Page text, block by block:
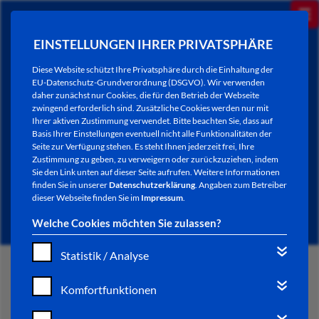
EINSTELLUNGEN IHRER PRIVATSPHÄRE
Diese Website schützt Ihre Privatsphäre durch die Einhaltung der
EU-Datenschutz-Grundverordnung (DSGVO). Wir verwenden
daher zunächst nur Cookies, die für den Betrieb der Webseite
zwingend erforderlich sind. Zusätzliche Cookies werden nur mit
Ihrer aktiven Zustimmung verwendet. Bitte beachten Sie, dass auf
Basis Ihrer Einstellungen eventuell nicht alle Funktionalitäten der
Seite zur Verfügung stehen. Es steht Ihnen jederzeit frei, Ihre
Zustimmung zu geben, zu verweigern oder zurückzuziehen, indem
Sie den Link unten auf dieser Seite aufrufen. Weitere Informationen
finden Sie in unsererDatenschutzerklärung. Angaben zum Betreiber
dieser Webseite finden Sie im Impressum.
Welche Cookies möchten Sie zulassen?
Statistik / Analyse
Komfortfunktionen
NEWSLETTER / CITY LETTER
START